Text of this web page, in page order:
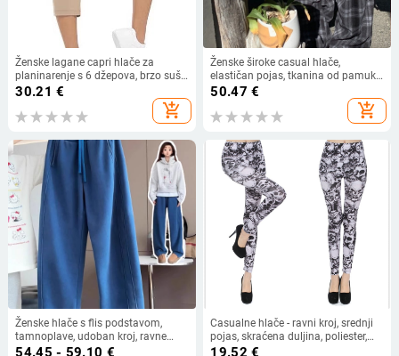
Ženske lagane capri hlače za
planinarenje s 6 džepova, brzo suše,
opuštenog kroja za aktivnosti na
30.21 €
add_shopping_cart
Ženske široke casual hlače,
elastičan pojas, tkanina od pamuka
i kemijskih vlakana (50–70%
pamuk), opušten kroj, zima 2025
50.47 €
add_shopping_cart
Ženske hlače s flis podstavom,
tamnoplave, udoban kroj, ravne
nogavice, visokim strukom, novi
54.45 - 59.10 €
Casualne hlače - ravni kroj, srednji
pojas, skraćena duljina, poliester,
brend Puyang
19.52 €